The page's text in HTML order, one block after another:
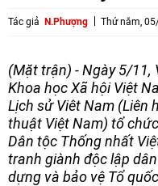
Tác giả N.Phượng Thứ năm,
(Mặt trận) - Ngày 5/11,
Khoa học Xã hội Việt
Lịch sử Viêt Nam (Liên
thuật Việt Nam) tổ
Dân tộc Thống nhất
tranh giành độc lập
dựng và bảo vệ Tổ